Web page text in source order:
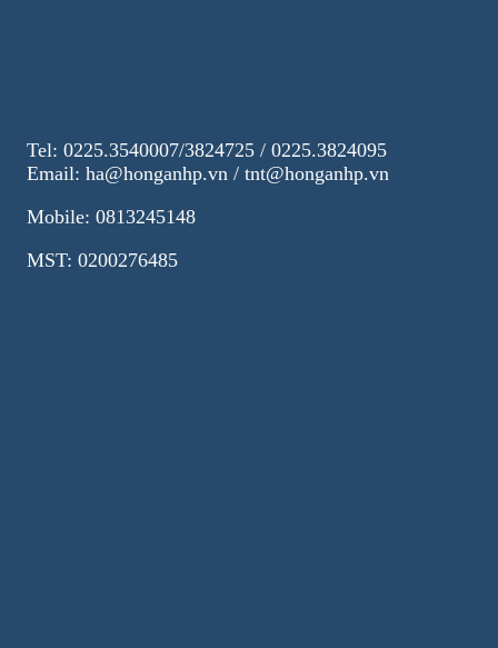
Tel: 0225.3540007/3824725 / 0225.3824095
Email: ha@honganhp.vn / tnt@honganhp.vn
Mobile: 0813245148
MST: 0200276485